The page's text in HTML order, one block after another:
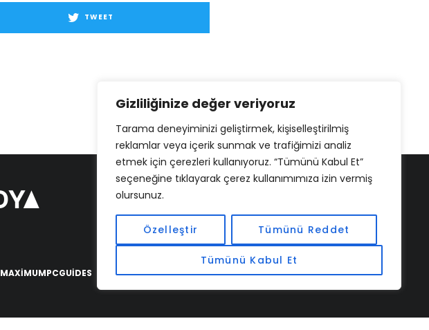
Gizliliğinize değer veriyoruz
Tarama deneyiminizi geliştirmek, kişiselleştirilmiş
reklamlar veya içerik sunmak ve trafiğimizi analiz
etmek için çerezleri kullanıyoruz. “Tümünü Kabul Et”
seçeneğine tıklayarak çerez kullanımımıza izin vermiş
olursunuz.
Özelleştir Tümünü Reddet
Tümünü Kabul Et
TWEET
MAXIMUMPCGUIDES